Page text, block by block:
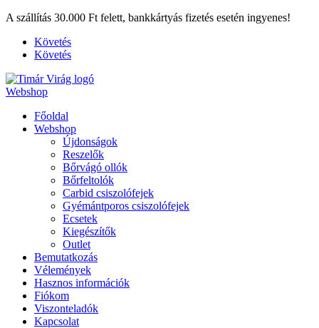
A szállítás 30.000 Ft felett, bankkártyás fizetés esetén ingyenes!
Követés
Követés
Webshop
Főoldal
Webshop
Újdonságok
Reszelők
Bőrvágó ollók
Bőrfeltolók
Carbid csiszolófejek
Gyémántporos csiszolófejek
Ecsetek
Kiegészítők
Outlet
Bemutatkozás
Vélemények
Hasznos információk
Fiókom
Viszonteladók
Kapcsolat